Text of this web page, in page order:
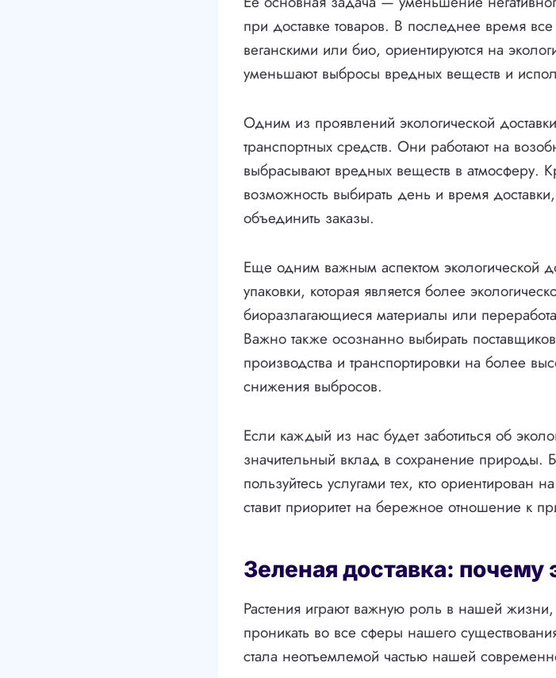
при доставке товаров. В последнее время
веганскими или био, ориентируются на
уменьшают выбросы вредных веществ и
Одним из проявлений экологической
транспортных средств. Они работают на
выбрасывают вредных веществ в атмосферу.
возможность выбирать день и время
объединить заказы.
Еще одним важным аспектом экологической
упаковки, которая является более
биоразлагающиеся материалы или
Важно также осознанно выбирать
производства и транспортировки на более
снижения выбросов.
Если каждый из нас будет заботиться об
значительный вклад в сохранение природы.
пользуйтесь услугами тех, кто ориентирован
ставит приоритет на бережное отношение к
Зеленая доставка: почему
Растения играют важную роль в нашей
проникать во все сферы нашего
стала неотъемлемой частью нашей